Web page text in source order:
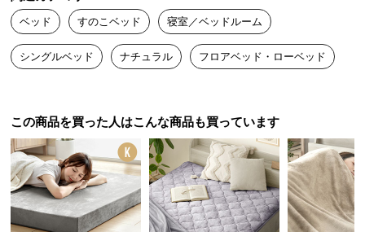
つ
い
て
設
置
サ
ー
ビ
ス
お手頃価格で組み立ても簡単で、いい買い物でした。
ベッド すのこベッド 寝室／ベッドルーム
シングルベッド ナチュラル フロアベッド・ローベッド
この商品を買った人はこんな商品も買っています